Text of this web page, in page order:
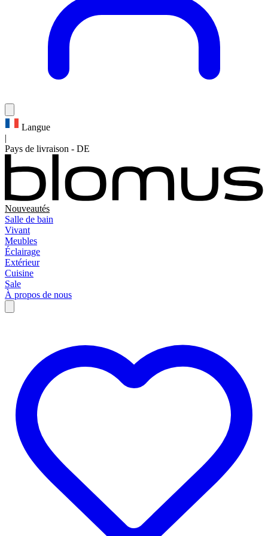
Langue
|
Pays de livraison - DE
Nouveautés
Salle de bain
Vivant
Meubles
Éclairage
Extérieur
Cuisine
Sale
À propos de nous